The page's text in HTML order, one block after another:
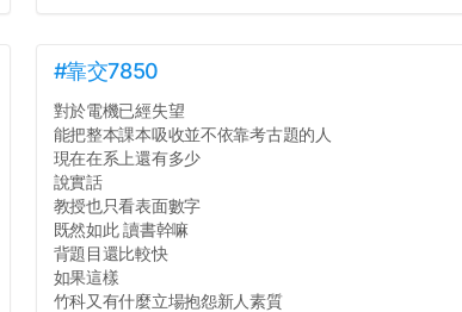
#靠交7850
對於電機已經失望
能把整本課本吸收並不依靠考古題的人
現在在系上還有多少
說實話
教授也只看表面數字
既然如此 讀書幹嘛
背題目還比較快
如果這樣
竹科又有什麼立場抱怨新人素質